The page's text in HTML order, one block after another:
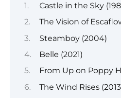
Castle in the Sky
The Vision of
Steamboy (2004)
Belle (2021)
From Up on Poppy
The Wind Rises